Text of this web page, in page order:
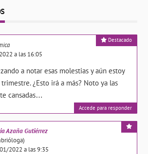
Destacado
a las 16:05
a notar esas molestias y aún estoy
¿Esto irá a más? Noto ya las
cansadas…
Accede para responder
Azaña Gutiérrez
2022 a las 9:35